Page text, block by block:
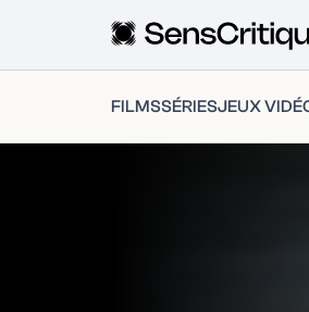
FILMSSÉRIESJEUX